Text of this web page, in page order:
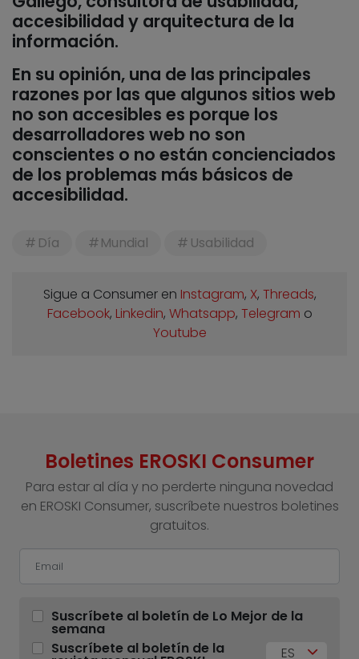
accesibilidad y arquitectura de la
información.
En su opinión, una de las principales
razones por las que algunos sitios web
no son accesibles es porque los
desarrolladores web no son
conscientes o no están concienciados
de los problemas más básicos de
accesibilidad.
Día Mundial Usabilidad
Sigue a Consumer en Instagram, X, Threads,
Facebook, Linkedin, Whatsapp, Telegram o
Youtube
Boletines EROSKI Consumer
Para estar al día y no perderte ninguna novedad
en EROSKI Consumer, suscríbete nuestros boletines
gratuitos.
Suscríbete al boletín de Lo Mejor de la
semana
Suscríbete al boletín de la
ES